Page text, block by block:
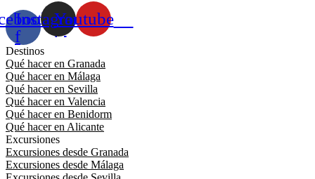
f
Instagram
Youtube
Destinos
Qué hacer en Granada
Qué hacer en Málaga
Qué hacer en Sevilla
Qué hacer en Valencia
Qué hacer en Benidorm
Qué hacer en Alicante
Excursiones
Excursiones desde Granada
Excursiones desde Málaga